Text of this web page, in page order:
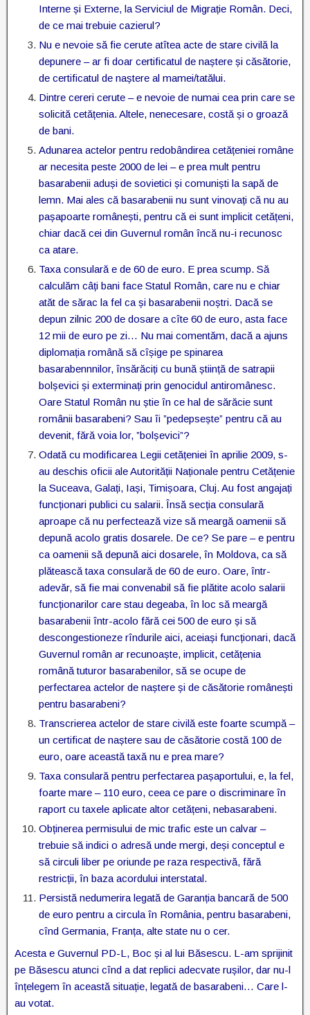
Interne și Externe, la Serviciul de Migrație Român. Deci,
de ce mai trebuie cazierul?
Nu e nevoie să fie cerute atîtea acte de stare civilă la
depunere – ar fi doar certificatul de naștere și căsătorie,
de certificatul de naștere al mamei/tatălui.
Dintre cereri cerute – e nevoie de numai cea prin care se
solicită cetățenia. Altele, nenecesare, costă și o groază
de bani.
Adunarea actelor pentru redobândirea cetățeniei române
ar necesita peste 2000 de lei – e prea mult pentru
basarabenii aduși de sovietici și comuniști la sapă de
lemn. Mai ales că basarabenii nu sunt vinovați că nu au
pașapoarte românești, pentru că ei sunt implicit cetățeni,
chiar dacă cei din Guvernul român încă nu-i recunosc
ca atare.
Taxa consulară e de 60 de euro. E prea scump. Să
calculăm câți bani face Statul Român, care nu e chiar
atăt de sărac la fel ca și basarabenii noștri. Dacă se
depun zilnic 200 de dosare a cîte 60 de euro, asta face
12 mii de euro pe zi… Nu mai comentăm, dacă a ajuns
diplomația română să cîșige pe spinarea
basarabennnilor, însărăciți cu bună știință de satrapii
bolșevici și exterminați prin genocidul antiromânesc.
Oare Statul Român nu știe în ce hal de sărăcie sunt
românii basarabeni? Sau îi ”pedepsește” pentru că au
devenit, fără voia lor, ”bolșevici”?
Odată cu modificarea Legii cetățeniei în aprilie 2009, s-
au deschis oficii ale Autorității Naționale pentru Cetățenie
la Suceava, Galați, Iași, Timișoara, Cluj. Au fost angajați
funcționari publici cu salarii. Însă secția consulară
aproape că nu perfectează vize să meargă oamenii să
depună acolo gratis dosarele. De ce? Se pare – e pentru
ca oamenii să depună aici dosarele, în Moldova, ca să
plătească taxa consulară de 60 de euro. Oare, într-
adevăr, să fie mai convenabil să fie plătite acolo salarii
funcționarilor care stau degeaba, în loc să meargă
basarabenii într-acolo fără cei 500 de euro și să
descongestioneze rîndurile aici, aceiași funcționari, dacă
Guvernul român ar recunoaște, implicit, cetățenia
română tuturor basarabenilor, să se ocupe de
perfectarea actelor de naștere și de căsătorie românești
pentru basarabeni?
Transcrierea actelor de stare civilă este foarte scumpă –
un certificat de naștere sau de căsătorie costă 100 de
euro, oare această taxă nu e prea mare?
Taxa consulară pentru perfectarea pașaportului, e, la fel,
foarte mare – 110 euro, ceea ce pare o discriminare în
raport cu taxele aplicate altor cetățeni, nebasarabeni.
Obținerea permisului de mic trafic este un calvar –
trebuie să indici o adresă unde mergi, deși conceptul e
să circuli liber pe oriunde pe raza respectivă, fără
restricții, în baza acordului interstatal.
Persistă nedumerira legată de Garanția bancară de 500
de euro pentru a circula în România, pentru basarabeni,
cînd Germania, Franța, alte state nu o cer.
Acesta e Guvernul PD-L, Boc și al lui Băsescu. L-am sprijinit
pe Băsescu atunci cînd a dat replici adecvate rușilor, dar nu-l
înțelegem în această situație, legată de basarabeni… Care l-
au votat.